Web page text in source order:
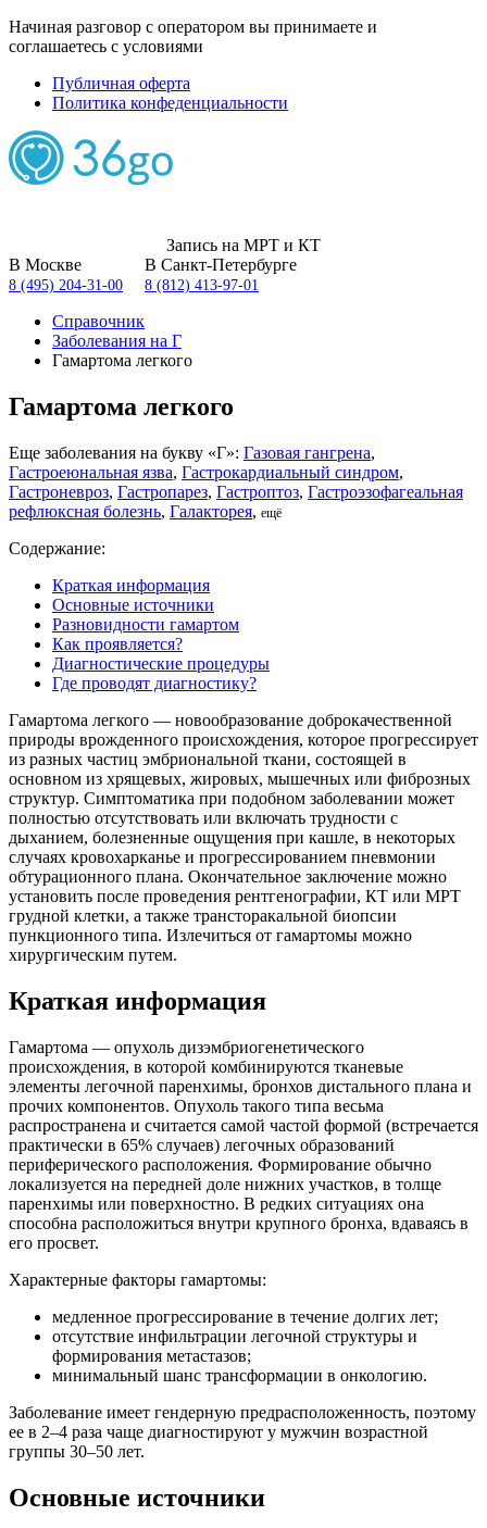
Начиная разговор с оператором вы принимаете и
соглашаетесь с условиями
Публичная оферта
Политика конфеденциальности
Запись на МРТ и КТ
В Москве
8 (495) 204-31-00
В Санкт-Петербурге
8 (812) 413-97-01
Справочник
Заболевания на Г
Гамартома легкого
Гамартома легкого
Еще заболевания на букву «Г»: Газовая гангрена,
Гастроеюнальная язва, Гастрокардиальный синдром,
Гастроневроз, Гастропарез, Гастроптоз, Гастроэзофагеальная
рефлюксная болезнь, Галакторея, ещё
Содержание:
Краткая информация
Основные источники
Разновидности гамартом
Как проявляется?
Диагностические процедуры
Где проводят диагностику?
Гамартома легкого — новообразование доброкачественной
природы врожденного происхождения, которое прогрессирует
из разных частиц эмбриональной ткани, состоящей в
основном из хрящевых, жировых, мышечных или фиброзных
структур. Симптоматика при подобном заболевании может
полностью отсутствовать или включать трудности с
дыханием, болезненные ощущения при кашле, в некоторых
случаях кровохарканье и прогрессированием пневмонии
обтурационного плана. Окончательное заключение можно
установить после проведения рентгенографии, КТ или МРТ
грудной клетки, а также трансторакальной биопсии
пункционного типа. Излечиться от гамартомы можно
хирургическим путем.
Краткая информация
Гамартома — опухоль дизэмбриогенетического
происхождения, в которой комбинируются тканевые
элементы легочной паренхимы, бронхов дистального плана и
прочих компонентов. Опухоль такого типа весьма
распространена и считается самой частой формой (встречается
практически в 65% случаев) легочных образований
периферического расположения. Формирование обычно
локализуется на передней доле нижних участков, в толще
паренхимы или поверхностно. В редких ситуациях она
способна расположиться внутри крупного бронха, вдаваясь в
его просвет.
Характерные факторы гамартомы:
медленное прогрессирование в течение долгих лет;
отсутствие инфильтрации легочной структуры и
формирования метастазов;
минимальный шанс трансформации в онкологию.
Заболевание имеет гендерную предрасположенность, поэтому
ее в 2–4 раза чаще диагностируют у мужчин возрастной
группы 30–50 лет.
Основные источники